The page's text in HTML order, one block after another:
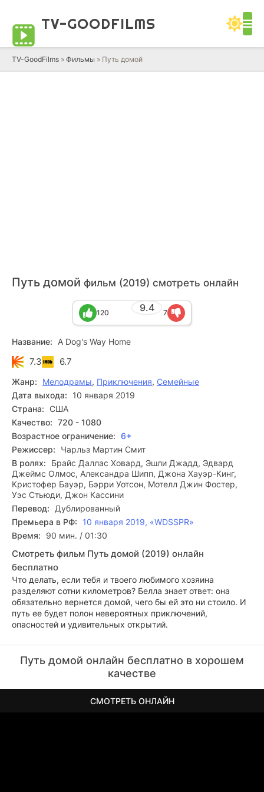
TV-GOODFILMS
TV-GoodFilms » Фильмы » Путь домой
Путь домой фильм (2019) смотреть онлайн
9.4
120 7
Название: A Dog's Way Home
7.3 6.7
Жанр: Мелодрамы, Приключения, Семейные
Дата выхода:
10 января 2019
Страна: США
Качество: 720 - 1080
Возрастное ограничение: 6+
Режиссер:
Чарльз Мартин Смит
В ролях:
Брайс Даллас Ховард, Эшли Джадд, Эдвард
Джеймс Олмос, Александра Шипп, Джона Хауэр-Кинг,
Кристофер Бауэр, Бэрри Уотсон, Мотелл Джин Фостер,
Уэс Стьюди, Джон Кассини
Перевод:
Дублированный
Премьера в РФ:
10 января 2019, «WDSSPR»
Время:
90 мин. / 01:30
Смотреть фильм Путь домой (2019) онлайн
бесплатно
Что делать, если тебя и твоего любимого хозяина
разделяют сотни километров? Белла знает ответ: она
обязательно вернется домой, чего бы ей это ни стоило. И
путь ее будет полон невероятных приключений,
опасностей и удивительных открытий.
Путь домой онлайн бесплатно в хорошем
качестве
СМОТРЕТЬ ОНЛАЙН